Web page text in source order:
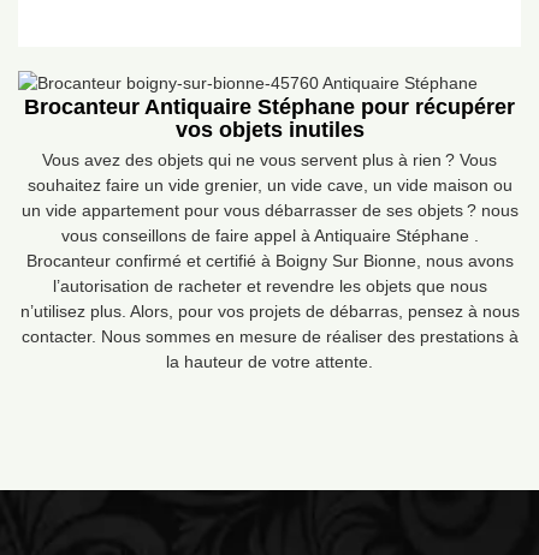
Brocanteur Antiquaire Stéphane pour récupérer
vos objets inutiles
Vous avez des objets qui ne vous servent plus à rien ? Vous
souhaitez faire un vide grenier, un vide cave, un vide maison ou
un vide appartement pour vous débarrasser de ses objets ? nous
vous conseillons de faire appel à Antiquaire Stéphane .
Brocanteur confirmé et certifié à Boigny Sur Bionne, nous avons
l’autorisation de racheter et revendre les objets que nous
n’utilisez plus. Alors, pour vos projets de débarras, pensez à nous
contacter. Nous sommes en mesure de réaliser des prestations à
la hauteur de votre attente.